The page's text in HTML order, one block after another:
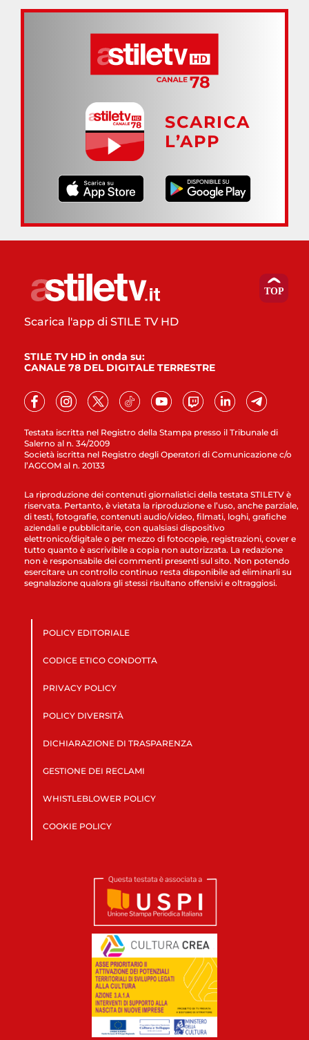
SCARICA
L’APP
Testata iscritta nel Registro della Stampa presso il Tribunale di
Salerno al n. 34/2009
Società iscritta nel Registro degli Operatori di Comunicazione c/o
l’AGCOM al n. 20133
Scarica l'app di STILE TV HD
STILE TV HD in onda su:
CANALE 78 DEL DIGITALE TERRESTRE
La riproduzione dei contenuti giornalistici della testata STILETV è
riservata. Pertanto, è vietata la riproduzione e l’uso, anche parziale,
di testi, fotografie, contenuti audio/video, filmati, loghi, grafiche
aziendali e pubblicitarie, con qualsiasi dispositivo
elettronico/digitale o per mezzo di fotocopie, registrazioni, cover e
tutto quanto è ascrivibile a copia non autorizzata. La redazione
non è responsabile dei commenti presenti sul sito. Non potendo
esercitare un controllo continuo resta disponibile ad eliminarli su
segnalazione qualora gli stessi risultano offensivi e oltraggiosi.
POLICY EDITORIALE
CODICE ETICO CONDOTTA
PRIVACY POLICY
POLICY DIVERSITÀ
DICHIARAZIONE DI TRASPARENZA
GESTIONE DEI RECLAMI
WHISTLEBLOWER POLICY
COOKIE POLICY